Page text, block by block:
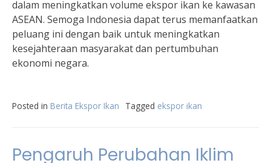
dalam meningkatkan volume ekspor ikan ke kawasan
ASEAN. Semoga Indonesia dapat terus memanfaatkan
peluang ini dengan baik untuk meningkatkan
kesejahteraan masyarakat dan pertumbuhan
ekonomi negara.
Posted in Berita Ekspor Ikan Tagged ekspor ikan
Pengaruh Perubahan Iklim